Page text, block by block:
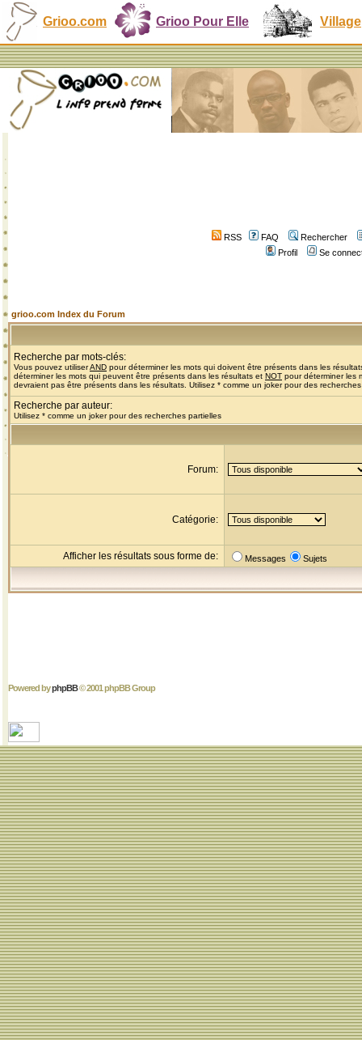
Grioo.com Grioo Pour Elle Village
RSS FAQ
Rechercher
Profil
Se
grioo.com Index du Forum
Recherche par mots-clés:
Vous pouvez utiliserAND pour déterminer les mots qui doivent être présents dans les
déterminer les mots qui peuvent être présents dans les résultats et NOT pour déterminer les
devraient pas être présents dans les résultats. Utilisez * comme un joker pour des
Recherche par auteur:
Utilisez * comme un joker pour des recherches partielles
Forum:
Catégorie:
Afficher les résultats sous forme de: Messages Sujets
Powered byphpBB© 2001 phpBB Group